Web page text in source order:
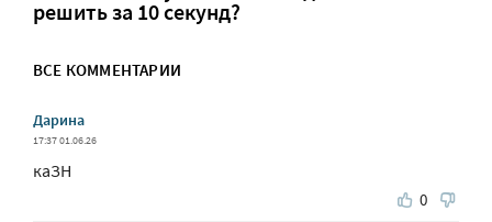
решить за 10 секунд?
ВСЕ КОММЕНТАРИИ
Дарина
17:37 01.06.26
каЗН
0